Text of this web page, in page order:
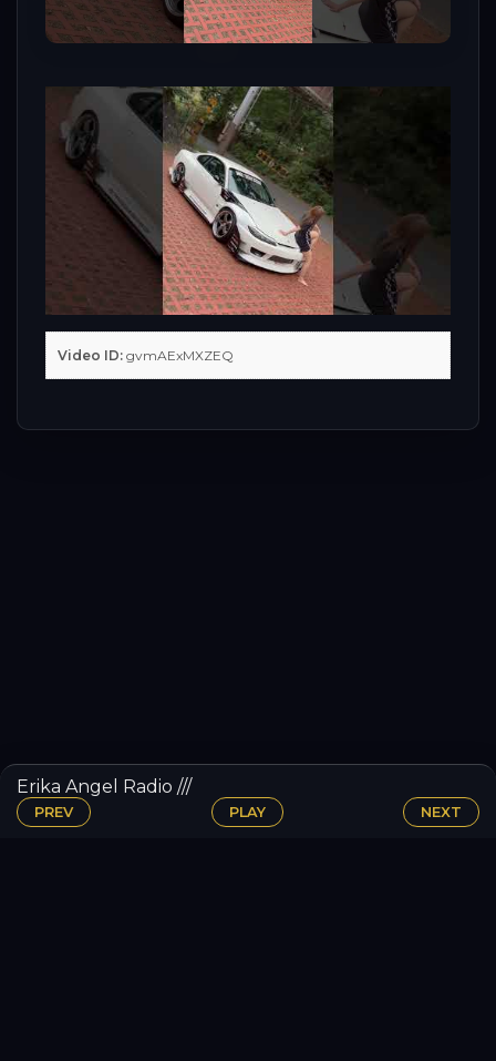
Erika Angel Radio ///
PREV PLAY NEXT
Video ID: gvmAExMXZEQ